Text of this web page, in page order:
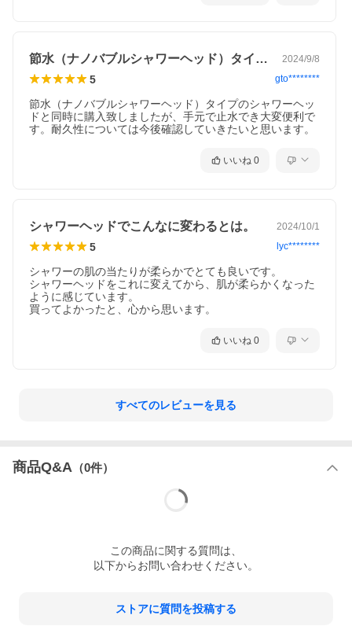
節水（ナノバブルシャワーヘッド）タイプ… 2024/9/8
5 gto********
節水（ナノバブルシャワーヘッド）タイプのシャワーヘッ
ドと同時に購入致しましたが、手元で止水でき大変便利で
す。耐久性については今後確認していきたいと思います。
いいね 0
シャワーヘッドでこんなに変わるとは。 2024/10/1
5 lyc********
シャワーの肌の当たりが柔らかでとても良いです。
シャワーヘッドをこれに変えてから、肌が柔らかくなった
ように感じています。
買ってよかったと、心から思います。
いいね 0
すべてのレビューを見る
商品Q&A （0件）
この商品に関する質問は、
以下からお問い合わせください。
ストアに質問を投稿する